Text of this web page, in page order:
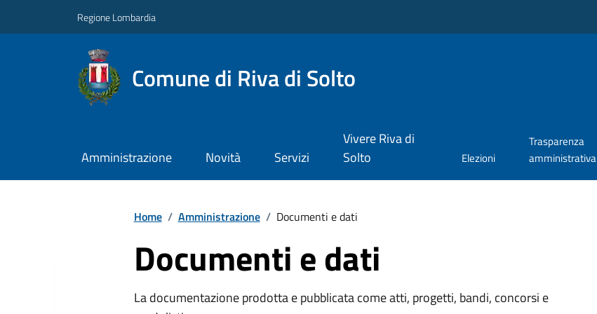
Regione Lombardia
Comune di Riva di Solto
Amministrazione Novità Servizi
Vivere Riva di
Solto
Elezioni
Trasparenza
amministrativa
Home / Amministrazione / Documenti e dati
Documenti e dati
La documentazione prodotta e pubblicata come atti, progetti, bandi, concorsi e